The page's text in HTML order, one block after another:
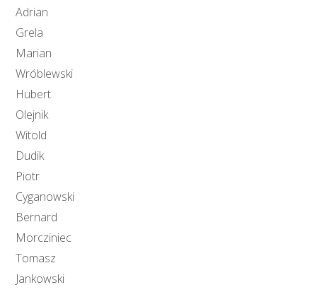
Adrian
Grela
Marian
Wróblewski
Hubert
Olejnik
Witold
Dudik
Piotr
Cyganowski
Bernard
Morcziniec
Tomasz
Jankowski